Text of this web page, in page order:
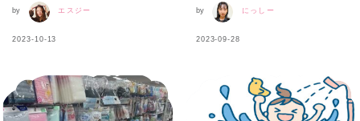
by エスジー
2023-10-13
by にっしー
2023-09-28